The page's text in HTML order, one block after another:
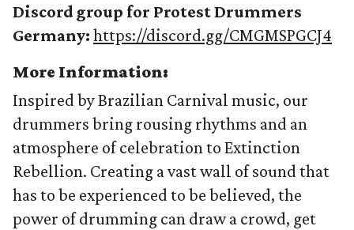
Discord group for Protest Drummers
Germany: https://discord.gg/CMGMSPGCJ4
More Information:
Inspired by Brazilian Carnival music, our
drummers bring rousing rhythms and an
atmosphere of celebration to Extinction
Rebellion. Creating a vast wall of sound that
has to be experienced to be believed, the
power of drumming can draw a crowd, get